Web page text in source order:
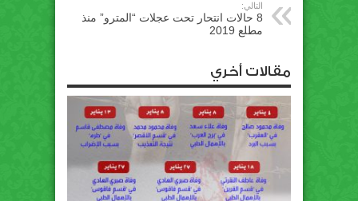
التالي:
8 حالات انتحار تحت عجلات “المترو” منذ
مطلع 2019
مقالات أخري